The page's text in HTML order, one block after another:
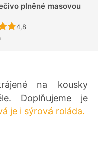
plněné masovou
Recept ještě nebyl
4,8
na kousky
Doplňujeme je
je i sýrová roláda.